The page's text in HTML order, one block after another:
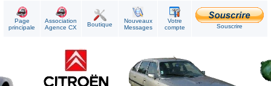
Page
principale
Association
Agence CX
Boutique
Nouveaux
Messages
Votre
compte
Souscrire